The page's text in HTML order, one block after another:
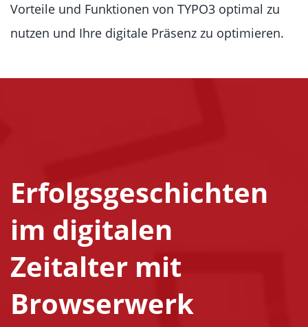
Vorteile und Funktionen von TYPO3 optimal zu
nutzen und Ihre digitale Präsenz zu optimieren.
Erfolgsgeschichten
im digitalen
Zeitalter mit
Browserwerk